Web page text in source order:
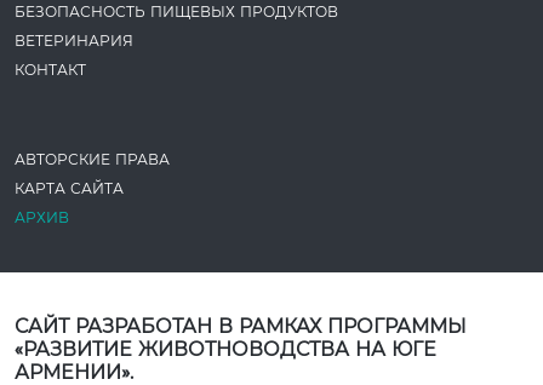
БЕЗОПАСНОСТЬ ПИЩЕВЫХ ПРОДУКТОВ
ВЕТЕРИНАРИЯ
КОНТАКТ
АВТОРСКИЕ ПРАВА
КАРТА САЙТА
АРХИВ
САЙТ РАЗРАБОТАН В РАМКАХ ПРОГРАММЫ
«РАЗВИТИЕ ЖИВОТНОВОДСТВА НА ЮГЕ
АРМЕНИИ».